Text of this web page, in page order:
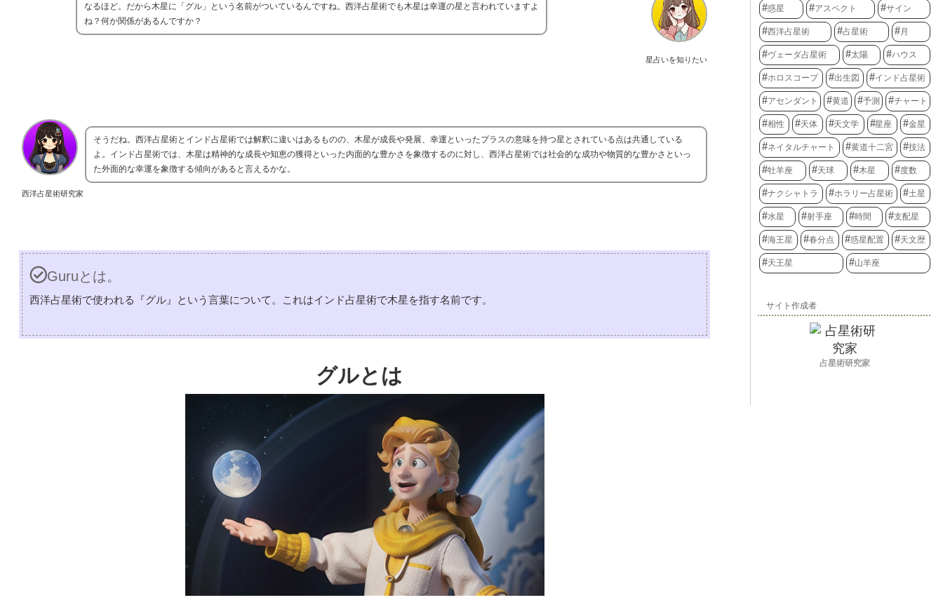
星占いを知りたい
なるほど。だから木星に「グル」という名前がついているんですね。西洋占星術でも木星は幸運の星と言われていますよ
ね？何か関係があるんですか？
西洋占星術研究家
そうだね。西洋占星術とインド占星術では解釈に違いはあるものの、木星が成長や発展、幸運といったプラスの意味を持つ星とされている点は共通している
よ。インド占星術では、木星は精神的な成長や知恵の獲得といった内面的な豊かさを象徴するのに対し、西洋占星術では社会的な成功や物質的な豊かさといっ
た外面的な幸運を象徴する傾向があると言えるかな。
Guruとは。
西洋占星術で使われる『グル』という言葉について。これはインド占星術で木星を指す名前です。
グルとは
惑星 アスペクト サイン
西洋占星術 占星術 月
ヴェーダ占星術 太陽 ハウス
ホロスコープ 出生図 インド占星術
アセンダント 黄道 予測 チャート
相性 天体 天文学 星座 金星
ネイタルチャート 黄道十二宮 技法
牡羊座 天球 木星 度数
ナクシャトラ ホラリー占星術 土星
水星 射手座 時間 支配星
海王星 春分点 惑星配置 天文歴
天王星 山羊座
サイト作成者
占星術研究家